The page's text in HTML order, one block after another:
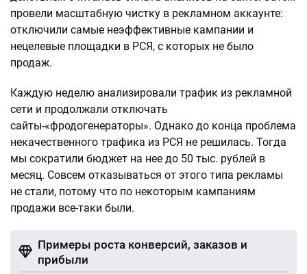
провели масштабную чистку в рекламном аккаунте:
отключили самые неэффективные кампании и
нецелевые площадки в РСЯ, с которых не было
продаж.
Каждую неделю анализировали трафик из рекламной
сети и продолжали отключать
сайты-«фродогенераторы». Однако до конца проблема
некачественного трафика из РСЯ не решилась. Тогда
мы сократили бюджет на нее до 50 тыс. рублей в
месяц. Совсем отказываться от этого типа рекламы
не стали, потому что по некоторым кампаниям
продажи все-таки были.
Примеры роста конверсий, заказов и
прибыли